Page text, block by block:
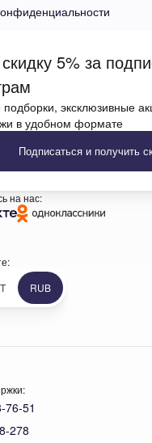
76-51
278
5% за
эксклюзивные
в удобном формате
Подписаться и получить
на нас:
RUB